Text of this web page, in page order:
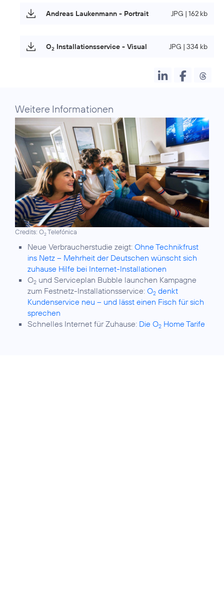
Andreas Laukenmann - Portrait JPG | 162 kb
O2 Installationsservice - Visual JPG | 334 kb
Weitere Informationen
Credits: O2Telefónica
Neue Verbraucherstudie zeigt: Ohne Technikfrust
ins Netz – Mehrheit der Deutschen wünscht sich
zuhause Hilfe bei Internet-Installationen
O2 und Serviceplan Bubble launchen Kampagne
zum Festnetz-Installationsservice: O2 denkt
Kundenservice neu – und lässt einen Fisch für sich
sprechen
Schnelles Internet für Zuhause: Die O2 Home Tarife